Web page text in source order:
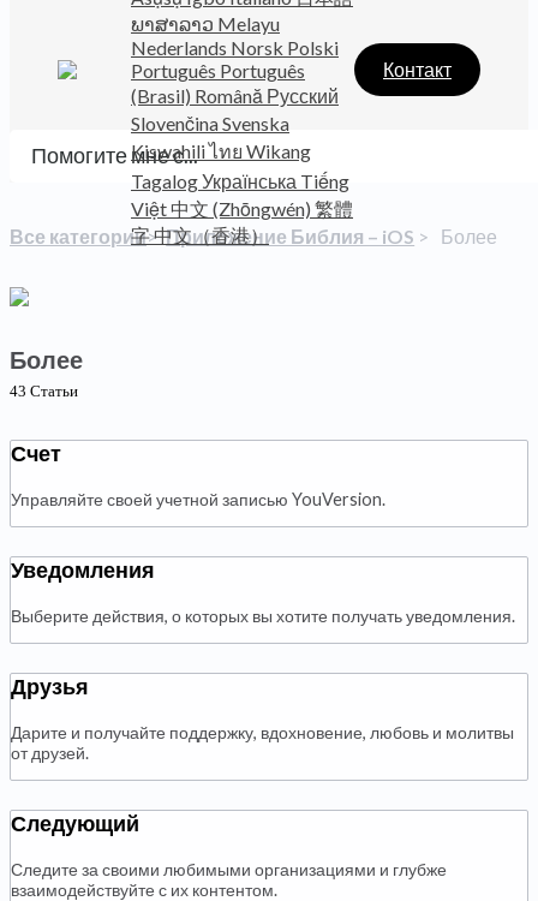
ພາສາລາວ Melayu
Nederlands Norsk Polski
Português Português
(Brasil) Română Русский
SlovenčinaSvenska
Kiswahiliไทย Wikang
TagalogУкраїнська Tiếng
Việt 中文 (Zhōngwén) 繁體
字中文（香港）
Контакт
Все категории​>​ ​Приложение Библия – iOS ​ > ​ ​Более
Более
43 Cтатьи
Счет
Управляйте своей учетной записью YouVersion.
Уведомления
Выберите действия, о которых вы хотите получать уведомления.
Друзья
Дарите и получайте поддержку, вдохновение, любовь и молитвы
от друзей.
Следующий
Следите за своими любимыми организациями и глубже
взаимодействуйте с их контентом.